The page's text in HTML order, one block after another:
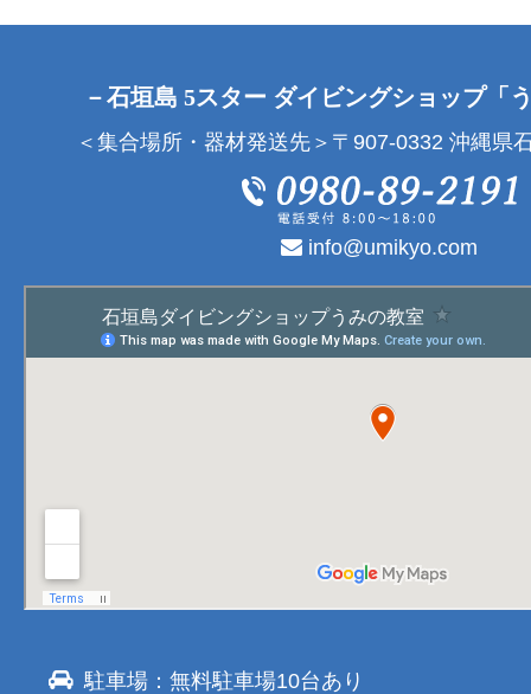
－石垣島 5スター ダイビングショップ「
＜集合場所・器材発送先＞〒907-0332 沖縄県
info@umikyo.com
駐車場：無料駐車場10台あり